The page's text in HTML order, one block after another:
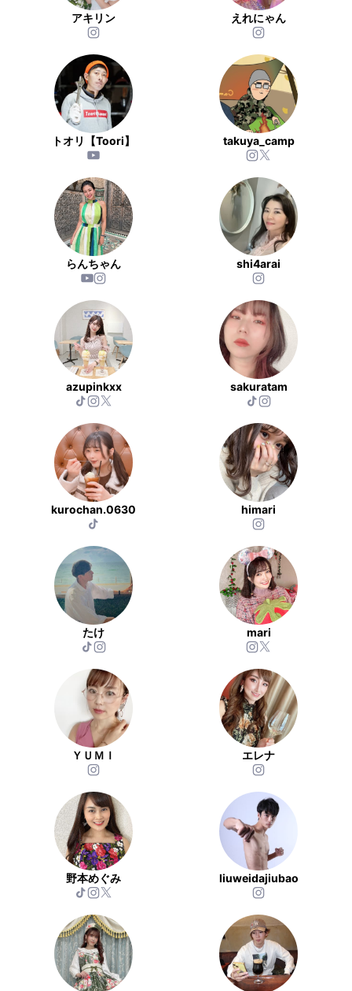
アキリン えれにゃん
トオリ【Toori】 takuya_camp
らんちゃん shi4arai
azupinkxx sakuratam
kurochan.0630 himari
たけ mari
ＹＵＭＩ エレナ
野本めぐみ liuweidajiubao